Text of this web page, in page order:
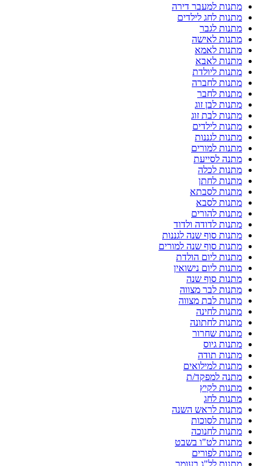
מתנות למעבר דירה
מתנות לחג לילדים
מתנות לגבר
מתנות לאישה
מתנות לאמא
מתנות לאבא
מתנות ליולדת
מתנות לחברה
מתנות לחבר
מתנות לבן זוג
מתנות לבת זוג
מתנות לילדים
מתנות לגננות
מתנות למורים
מתנה לסייעת
מתנות לכלה
מתנות לחתן
מתנות לסבתא
מתנות לסבא
מתנות להורים
מתנות לדודה ולדוד
מתנות סוף שנה לגננות
מתנות סוף שנה למורים
מתנות ליום הולדת
מתנות ליום נישואין
מתנות סוף שנה
מתנות לבר מצווה
מתנות לבת מצווה
מתנות לחינה
מתנות לחתונה
מתנות שחרור
מתנות גיוס
מתנות תודה
מתנות למילואים
מתנה למפקד/ת
מתנות לקיץ
מתנות לחג
מתנות לראש השנה
מתנות לסוכות
מתנות לחנוכה
מתנות לט"ו בשבט
מתנות לפורים
מתנות לל"ג בעומר